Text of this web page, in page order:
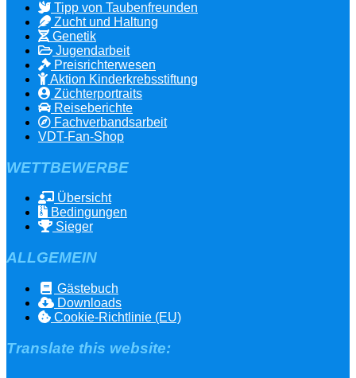
Tipp von Taubenfreunden
Zucht und Haltung
Genetik
Jugendarbeit
Preisrichterwesen
Aktion Kinderkrebsstiftung
Züchterportraits
Reiseberichte
Fachverbandsarbeit
VDT-Fan-Shop
WETTBEWERBE
Übersicht
Bedingungen
Sieger
ALLGEMEIN
Gästebuch
Downloads
Cookie-Richtlinie (EU)
Translate this website: